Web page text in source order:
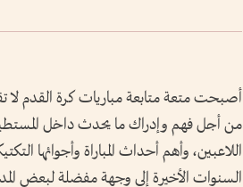
من أجل فهم وإدراك ما يحدث داخل
اللاعبين، وأهم أحداث المباراة وأجوائها
السنوات الأخيرة إلى وجهة مفضلة لبعض